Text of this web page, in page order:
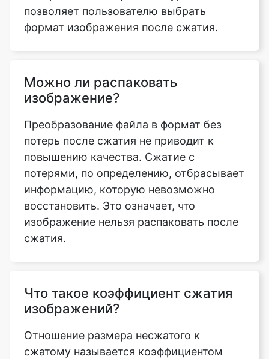
Можно ли распаковать
потерь после сжатия не приводит к
повышению качества. Сжатие с
потерями, по определению, отбрасывает
информацию, которую невозможно
восстановить. Это означает, что
изображение нельзя распаковать после
сжатия.
Что такое коэффициент сжатия
сжатому называется коэффициентом
сжатия данных. Например,
представление, уменьшающее объем
хранилища файла со 100 МБ до 50 МБ,